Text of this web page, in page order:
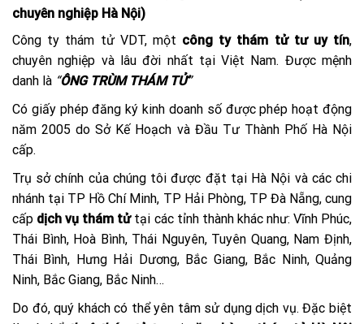
chuyên nghiệp Hà Nội)
Công ty thám tử VDT, một công ty thám tử tư uy tín,
chuyên nghiệp và lâu đời nhất tại Việt Nam. Được mệnh
danh là “ÔNG TRÙM THÁM TỬ”
Có giấy phép đăng ký kinh doanh số được phép hoạt động
năm 2005 do Sở Kế Hoạch và Đầu Tư Thành Phố Hà Nội
cấp.
Trụ sở chính của chúng tôi được đặt tại Hà Nội và các chi
nhánh tại TP Hồ Chí Minh, TP Hải Phòng, TP Đà Nẵng, cung
cấp dịch vụ thám tửtại các tỉnh thành khác như: Vĩnh Phúc,
Thái Bình, Hoà Bình, Thái Nguyên, Tuyên Quang, Nam Định,
Thái Bình, Hưng Hải Dương, Bắc Giang, Bắc Ninh, Quảng
Ninh, Bắc Giang, Bắc Ninh…
Do đó, quý khách có thể yên tâm sử dụng dịch vụ. Đặc biệt